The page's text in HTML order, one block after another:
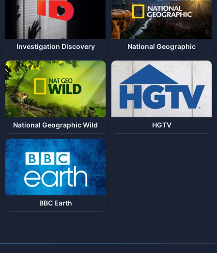
Investigation Discovery National Geographic
National Geographic Wild HGTV
BBC Earth